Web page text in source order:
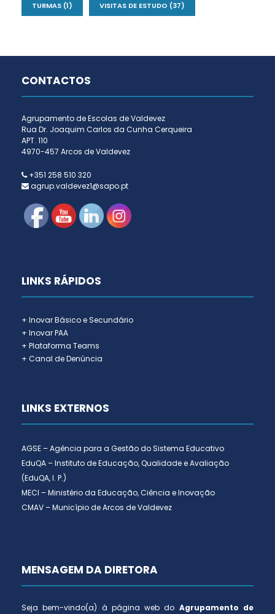
TURMAS (1) VISITAS DE ESTUDO (37)
CONTACTOS
Agrupamento de Escolas de Valdevez
Rua Dr. Joaquim Carlos da Cunha Cerqueira
APT. 110
4970-457 Arcos de Valdevez
+351 258 510 320
agrup.valdevez1@sapo.pt
LINKS RÁPIDOS
+ Inovar Básico e Secundário
+ Inovar PAA
+ Plataforma Teams
+ Canal de Denúncia
LINKS EXTERNOS
AGSE – Agência para a Gestão do Sistema Educativo
EduQA – Instituto de Educação, Qualidade e Avaliação
(EduQA, I. P.)
MECI – Ministério da Educação, Ciência e Inovação
CMAV – Município de Arcos de Valdevez
MENSAGEM DA DIRETORA
Seja bem-vindo(a) à página web do Agrupamento de